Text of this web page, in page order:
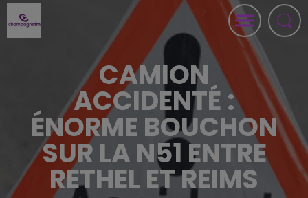
CAMION
ACCIDENTÉ :
ÉNORME BOUCHON
SUR LA N51 ENTRE
RETHEL ET REIMS